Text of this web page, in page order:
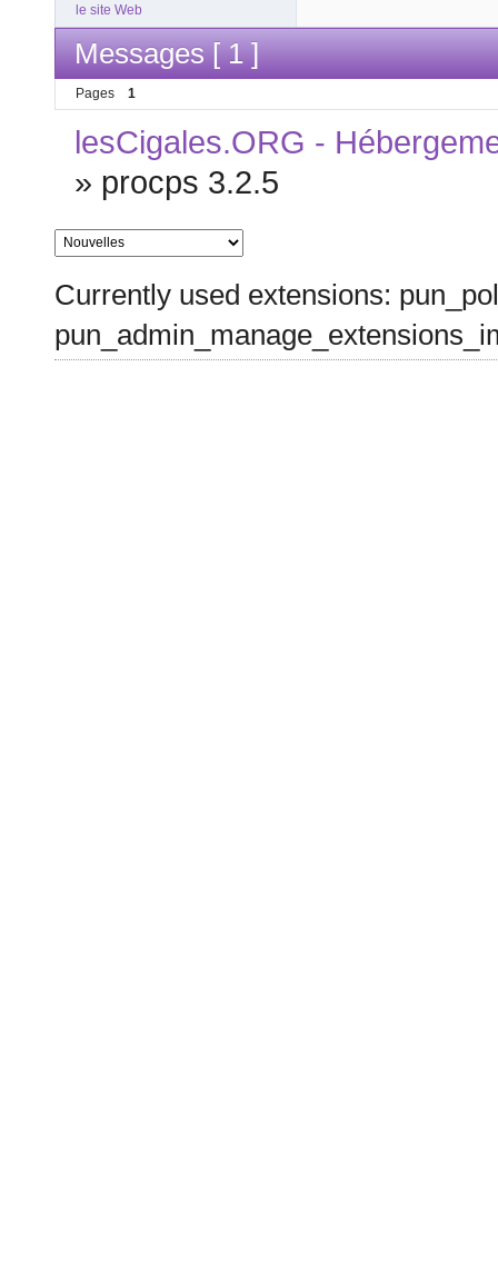
le site Web
Messages [ 1 ]
Pages 1
lesCigales.ORG -
» procps 3.2.5
Currently used extensions: